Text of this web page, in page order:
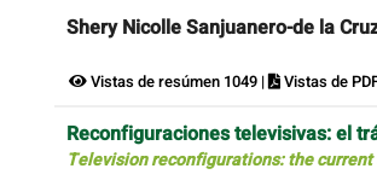
Shery Nicolle Sanjuanero-de la
Vistas de resúmen 1049 | Vistas de
Reconfiguraciones televisivas: el
Television reconfigurations: the